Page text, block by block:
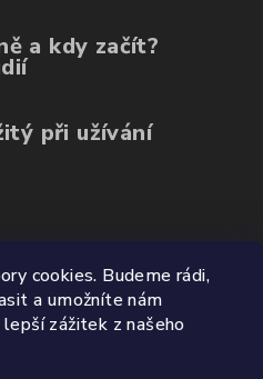
cookies. Budeme rádi,
a umožníte nám
zážitek z našeho
a kdy začít?
při užívání
produktů
(ovoce, mango, citron)
5 z 5 hvězdiček.